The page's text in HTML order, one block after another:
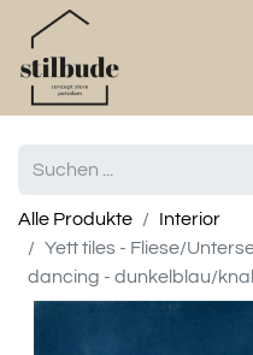
Alle Produkte
Interior
Yett tiles - Fliese/
dancing - dunkelblau/